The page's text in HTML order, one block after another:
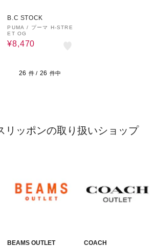
B.C STOCK
PUMA / プーマ H-STRE
ET OG
¥8,470
26 件 / 26 件中
リッポンの取り扱いショップ
BEAMS OUTLET COACH